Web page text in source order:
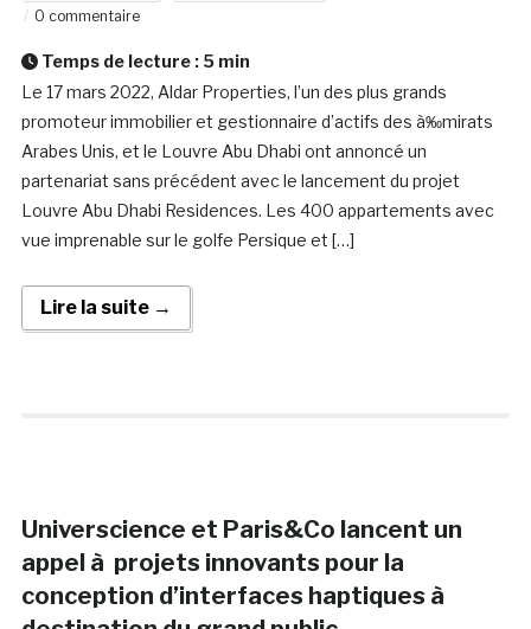
0 commentaire
Temps de lecture : 5 min
Le 17 mars 2022, Aldar Properties, l’un des plus grands
promoteur immobilier et gestionnaire d’actifs des à‰mirats
Arabes Unis, et le Louvre Abu Dhabi ont annoncé un
partenariat sans précédent avec le lancement du projet
Louvre Abu Dhabi Residences. Les 400 appartements avec
vue imprenable sur le golfe Persique et […]
Lire la suite →
Universcience et Paris&Co lancent un
appel à projets innovants pour la
conception d’interfaces haptiques à